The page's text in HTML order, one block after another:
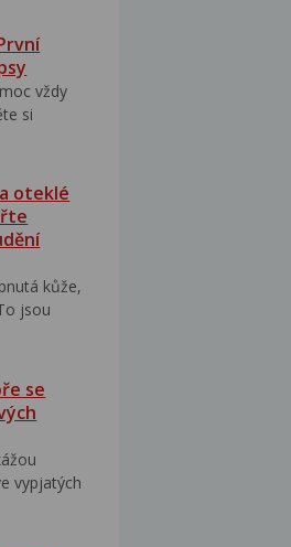
vždy
si
oteklé
kůže,
jsou
se
vypjatých